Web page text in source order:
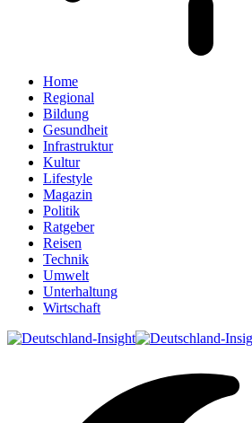
Home
Regional
Bildung
Gesundheit
Infrastruktur
Kultur
Lifestyle
Magazin
Politik
Ratgeber
Reisen
Technik
Umwelt
Unterhaltung
Wirtschaft